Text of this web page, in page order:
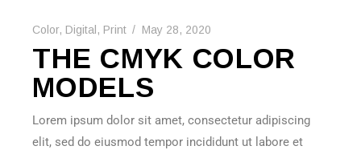
Color, Digital , Print May 28, 2020
THE CMYK COLOR
MODELS
Lorem ipsum dolor sit amet, consectetur adipiscing
elit, sed do eiusmod tempor incididunt ut labore et